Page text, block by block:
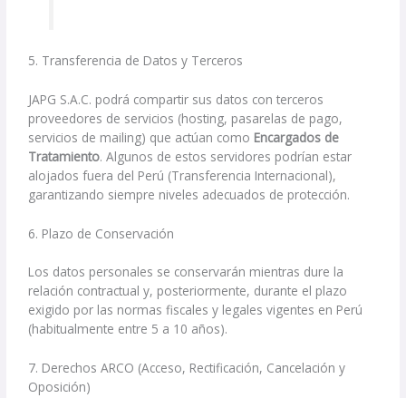
5. Transferencia de Datos y Terceros
JAPG S.A.C. podrá compartir sus datos con terceros
proveedores de servicios (hosting, pasarelas de pago,
servicios de mailing) que actúan como Encargados de
Tratamiento. Algunos de estos servidores podrían estar
alojados fuera del Perú (Transferencia Internacional),
garantizando siempre niveles adecuados de protección.
6. Plazo de Conservación
Los datos personales se conservarán mientras dure la
relación contractual y, posteriormente, durante el plazo
exigido por las normas fiscales y legales vigentes en Perú
(habitualmente entre 5 a 10 años).
7. Derechos ARCO (Acceso, Rectificación, Cancelación y
Oposición)